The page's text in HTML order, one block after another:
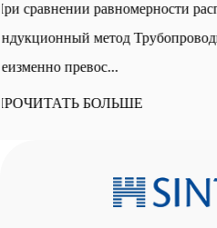
Когда дело доходит
резервуаров,
превосходную гибкость
ПРОЧИТАТЬ БОЛЬШЕ